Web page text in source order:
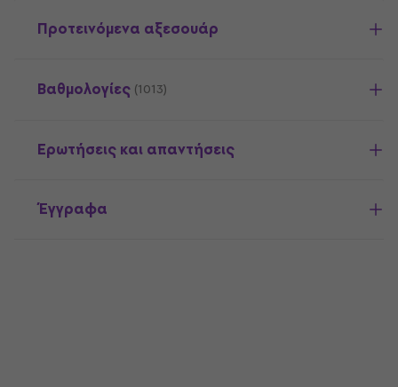
Προτεινόμενα αξεσουάρ
Βαθμολογίες (1013)
Ερωτήσεις και απαντήσεις
Έγγραφα